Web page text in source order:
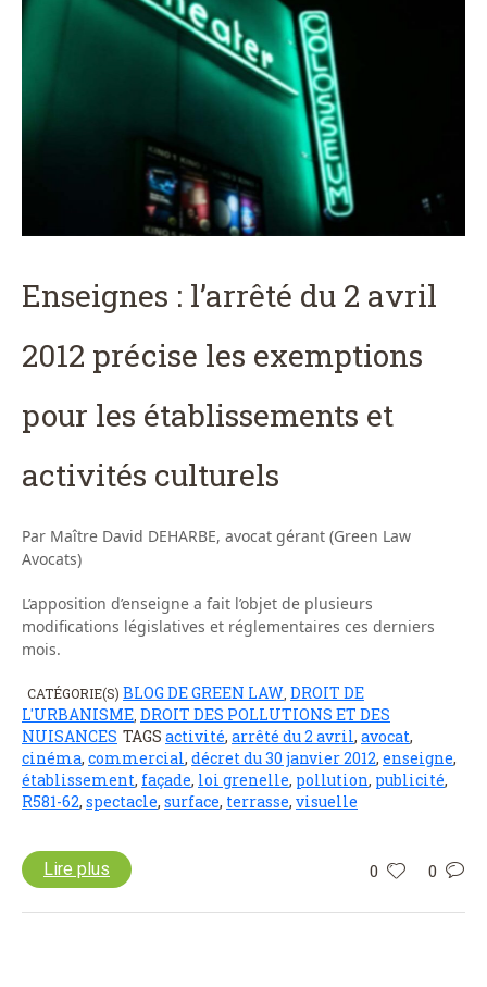
Enseignes : l’arrêté du 2 avril
2012 précise les exemptions
pour les établissements et
activités culturels
Par Maître David DEHARBE, avocat gérant (Green Law
Avocats)
L’apposition d’enseigne a fait l’objet de plusieurs
modifications législatives et réglementaires ces derniers
mois.
CATÉGORIE(S) BLOG DE GREEN LAW DROIT DE
L'URBANISME DROIT DES POLLUTIONS ET DES
NUISANCES TAGS activité, arrêté du 2 avril, avocat,
cinéma, commercial, décret du 30 janvier 2012, enseigne,
établissement, façade, loi grenelle, pollution, publicité,
R581-62, spectacle, surface, terrasse, visuelle
0 0
Lire plus